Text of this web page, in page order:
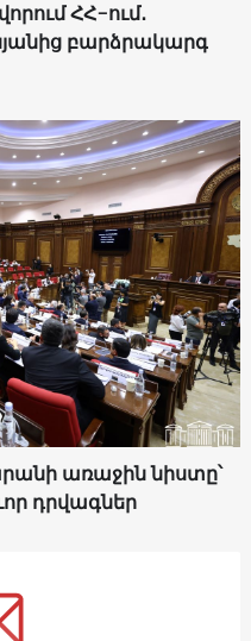
ՀՀ-ում․
բարձրակարգ
առաջին նիստը՝
դրվագներ